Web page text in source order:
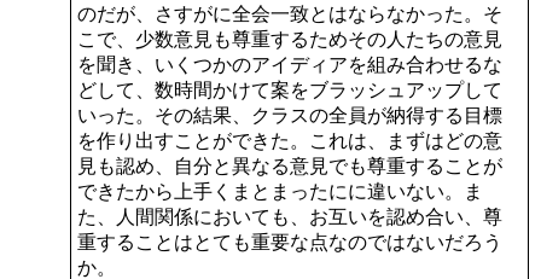
のだが、さすがに全会一致とはならなかった。そ
こで、少数意見も尊重するためその人たちの意見
を聞き、いくつかのアイディアを組み合わせるな
どして、数時間かけて案をブラッシュアップして
いった。その結果、クラスの全員が納得する目標
を作り出すことができた。これは、まずはどの意
見も認め、自分と異なる意見でも尊重することが
できたから上手くまとまったにに違いない。ま
た、人間関係においても、お互いを認め合い、尊
重することはとても重要な点なのではないだろう
か。